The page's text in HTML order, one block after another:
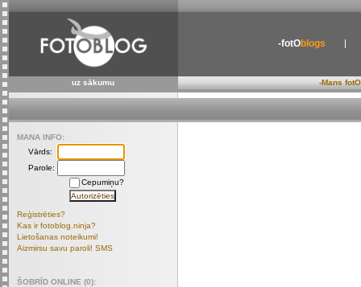
-fotOblogs
uz sākumu -Mans
MANA INFO:
Vārds:
Parole:
Cepumiņu?
Reģistrēties?
Kas ir fotoblog.ninja?
Lietošanas noteikumi!
Aizmirsu savu paroli! SMS
ŠOBRĪD ONLINE (0):